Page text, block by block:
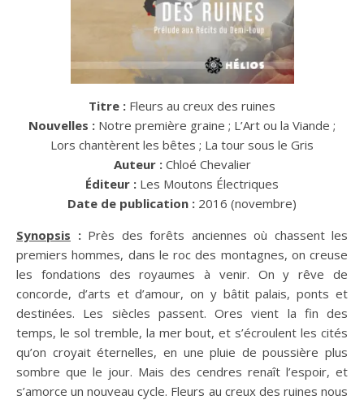
Titre : Fleurs au creux des ruines
Nouvelles : Notre première graine ; L’Art ou la Viande ;
Lors chantèrent les bêtes ; La tour sous le Gris
Auteur : Chloé Chevalier
Éditeur : Les Moutons Électriques
Date de publication : 2016 (novembre)
Synopsis : Près des forêts anciennes où chassent les
premiers hommes, dans le roc des montagnes, on creuse
les fondations des royaumes à venir. On y rêve de
concorde, d’arts et d’amour, on y bâtit palais, ponts et
destinées. Les siècles passent. Ores vient la fin des
temps, le sol tremble, la mer bout, et s’écroulent les cités
qu’on croyait éternelles, en une pluie de poussière plus
sombre que le jour. Mais des cendres renaît l’espoir, et
s’amorce un nouveau cycle. Fleurs au creux des ruines nous